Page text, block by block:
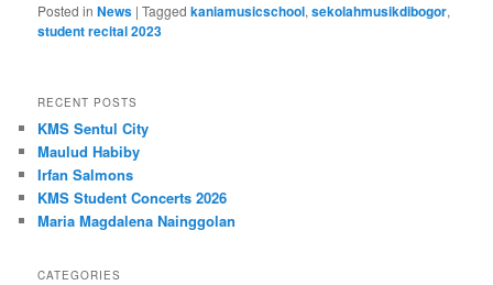
Posted in News |Tagged kaniamusicschool,sekolahmusikdibogor,
student recital 2023
RECENT POSTS
KMS Sentul City
Maulud Habiby
Irfan Salmons
KMS Student Concerts 2026
Maria Magdalena Nainggolan
CATEGORIES